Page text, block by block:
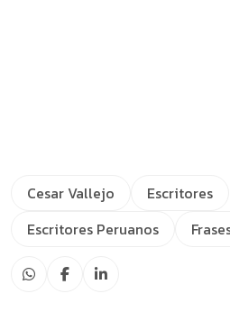
Cesar Vallejo
Escritores
Escritores Peruanos